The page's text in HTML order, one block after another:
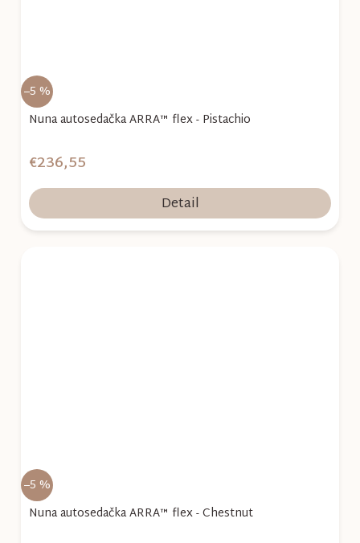
–5 %
Nuna autosedačka ARRA™ flex - Pistachio
€236,55
Detail
–5 %
Nuna autosedačka ARRA™ flex - Chestnut